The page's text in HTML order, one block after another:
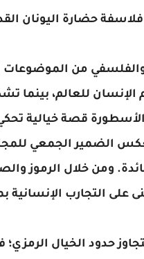
حضارة اليونان
من الموضوعات
للعالم، بينما
قصة خيالية
الضمير الجمعي
ومن خلال الرموز
التجارب الإنسانية
حدود الخيال